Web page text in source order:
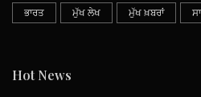
ਭਾਰਤ ਮੁੱਖ ਲੇਖ ਮੁੱਖ ਖ਼ਬਰਾਂ
Hot News